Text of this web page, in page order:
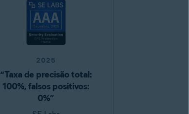
2025
“Taxa de precisão total:
100%, falsos positivos:
0%”